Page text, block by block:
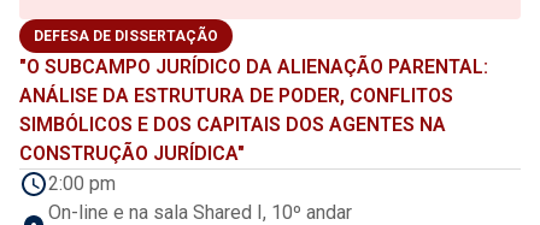
DEFESA DE DISSERTAÇÃO
"O SUBCAMPO JURÍDICO DA ALIENAÇÃO PARENTAL:
ANÁLISE DA ESTRUTURA DE PODER, CONFLITOS
SIMBÓLICOS E DOS CAPITAIS DOS AGENTES NA
CONSTRUÇÃO JURÍDICA"
2:00 pm
On-line e na sala Shared I, 10º andar